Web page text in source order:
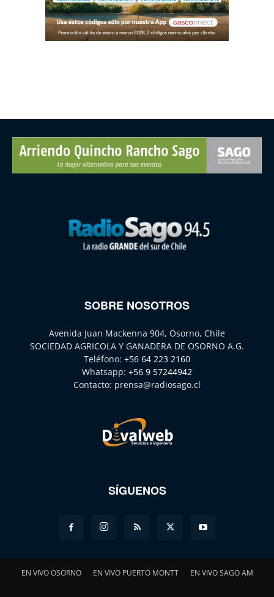
SOBRE NOSOTROS
Avenida Juan Mackenna 904, Osorno, Chile
SOCIEDAD AGRICOLA Y GANADERA DE OSORNO A.G.
Teléfono: +56 64 223 2160
Whatsapp: +56 9 57244942
Contacto: prensa@radiosago.cl
SÍGUENOS
EN VIVO OSORNO EN VIVO PUERTO MONTT EN VIVO SAGO AM